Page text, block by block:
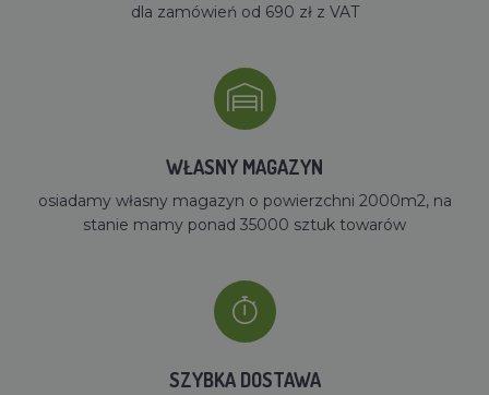
dla zamówień od 690 zł z VAT
WŁASNY MAGAZYN
osiadamy własny magazyn o powierzchni 2000m2, na
stanie mamy ponad 35000 sztuk towarów
SZYBKA DOSTAWA